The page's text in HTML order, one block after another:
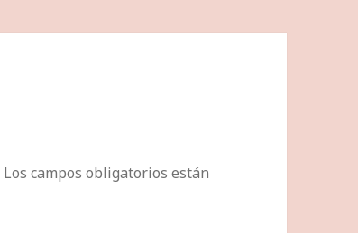
Los campos obligatorios están